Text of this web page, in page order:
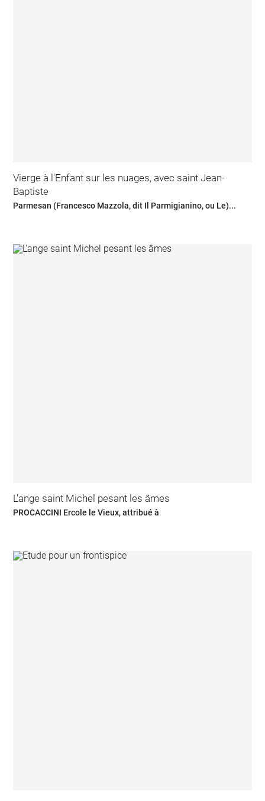
Vierge à l'Enfant sur les nuages, avec saint Jean-
Baptiste
Parmesan (Francesco Mazzola, dit Il Parmigianino, ou Le)...
L'ange saint Michel pesant les âmes
PROCACCINI Ercole le Vieux, attribué à